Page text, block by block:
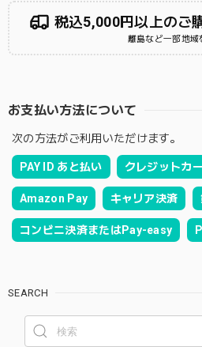
税込5,000円以上のご
離島など一部地域
お支払い方法について
次の方法がご利用いただけます。
PAY ID あと払い クレジットカ
Amazon Pay キャリア決済
コンビニ決済またはPay-easy
SEARCH